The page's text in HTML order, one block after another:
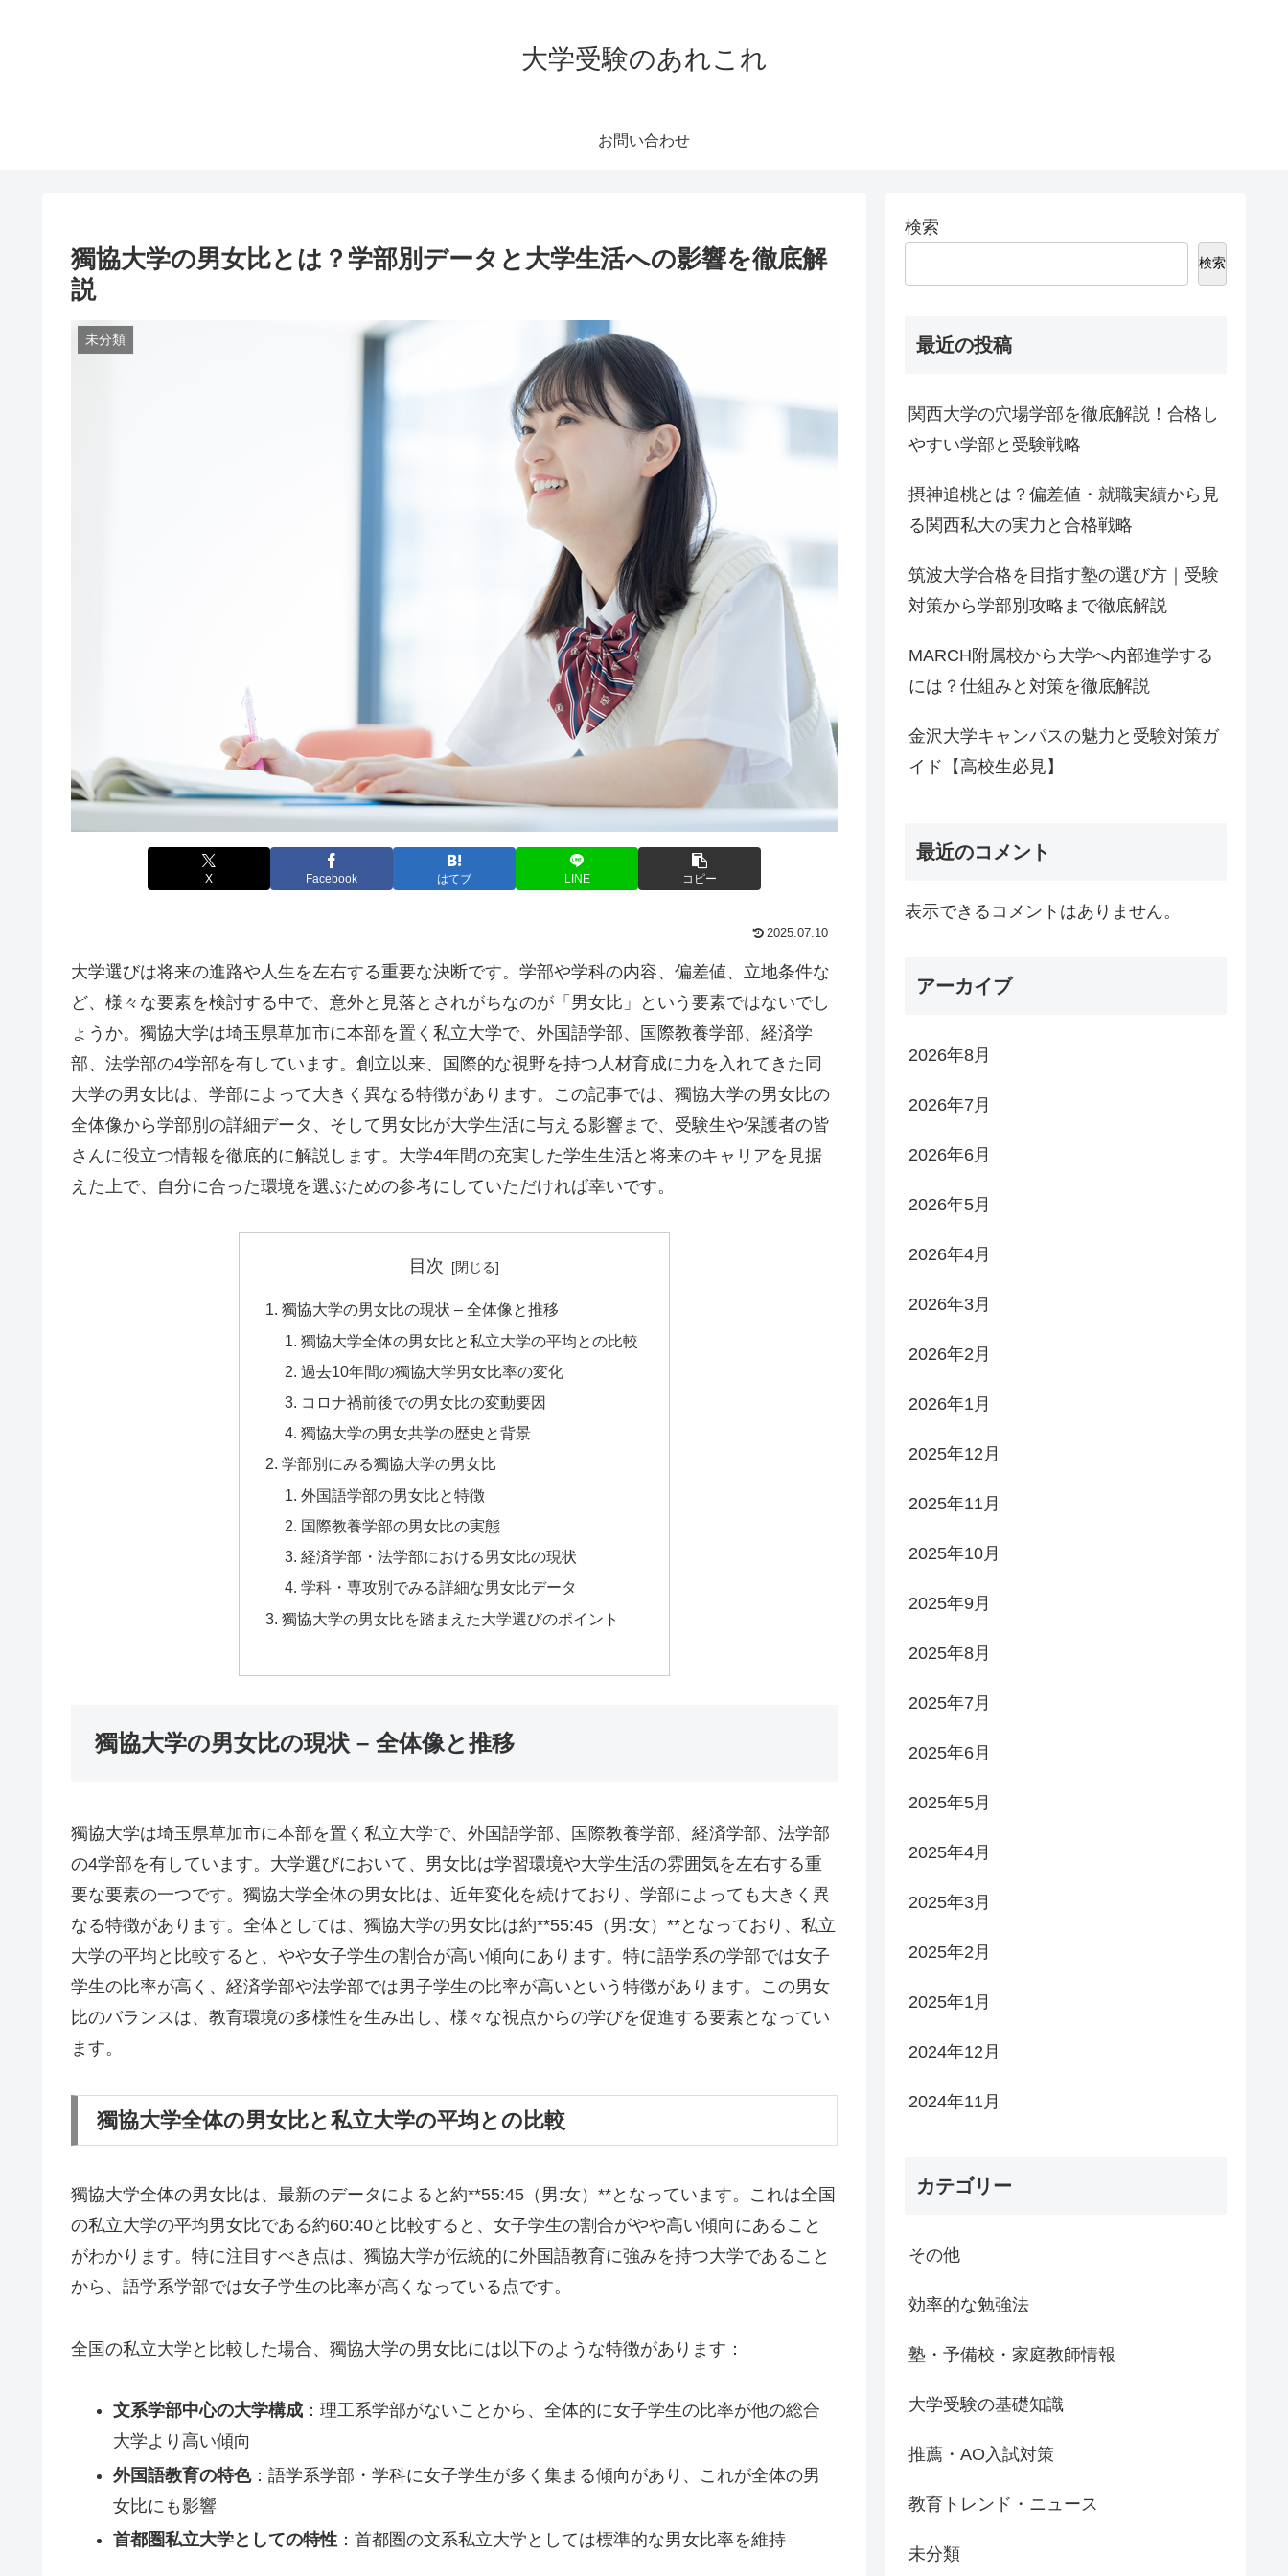
大学受験のあれこれ
お問い合わせ
獨協大学の男女比とは？学部別データと大学生活への影響を徹底解
説
未分類
X Facebook はてブ LINE コピー
2025.07.10
大学選びは将来の進路や人生を左右する重要な決断です。学部や学科の内容、偏差値、立地条件な
ど、様々な要素を検討する中で、意外と見落とされがちなのが「男女比」という要素ではないでし
ょうか。獨協大学は埼玉県草加市に本部を置く私立大学で、外国語学部、国際教養学部、経済学
部、法学部の4学部を有しています。創立以来、国際的な視野を持つ人材育成に力を入れてきた同
大学の男女比は、学部によって大きく異なる特徴があります。この記事では、獨協大学の男女比の
全体像から学部別の詳細データ、そして男女比が大学生活に与える影響まで、受験生や保護者の皆
さんに役立つ情報を徹底的に解説します。大学4年間の充実した学生生活と将来のキャリアを見据
えた上で、自分に合った環境を選ぶための参考にしていただければ幸いです。
目次
獨協大学の男女比の現状 – 全体像と推移
獨協大学全体の男女比と私立大学の平均との比較
過去10年間の獨協大学男女比率の変化
コロナ禍前後での男女比の変動要因
獨協大学の男女共学の歴史と背景
学部別にみる獨協大学の男女比
外国語学部の男女比と特徴
国際教養学部の男女比の実態
経済学部・法学部における男女比の現状
学科・専攻別でみる詳細な男女比データ
獨協大学の男女比を踏まえた大学選びのポイント
獨協大学の男女比の現状 – 全体像と推移
獨協大学は埼玉県草加市に本部を置く私立大学で、外国語学部、国際教養学部、経済学部、法学部
の4学部を有しています。大学選びにおいて、男女比は学習環境や大学生活の雰囲気を左右する重
要な要素の一つです。獨協大学全体の男女比は、近年変化を続けており、学部によっても大きく異
なる特徴があります。全体としては、獨協大学の男女比は約**55:45（男:女）**となっており、私立
大学の平均と比較すると、やや女子学生の割合が高い傾向にあります。特に語学系の学部では女子
学生の比率が高く、経済学部や法学部では男子学生の比率が高いという特徴があります。この男女
比のバランスは、教育環境の多様性を生み出し、様々な視点からの学びを促進する要素となってい
ます。
獨協大学全体の男女比と私立大学の平均との比較
獨協大学全体の男女比は、最新のデータによると約**55:45（男:女）**となっています。これは全国
の私立大学の平均男女比である約60:40と比較すると、女子学生の割合がやや高い傾向にあること
がわかります。特に注目すべき点は、獨協大学が伝統的に外国語教育に強みを持つ大学であること
から、語学系学部では女子学生の比率が高くなっている点です。
全国の私立大学と比較した場合、獨協大学の男女比には以下のような特徴があります：
文系学部中心の大学構成：理工系学部がないことから、全体的に女子学生の比率が他の総合
大学より高い傾向
外国語教育の特色：語学系学部・学科に女子学生が多く集まる傾向があり、これが全体の男
女比にも影響
首都圏私立大学としての特性：首都圏の文系私立大学としては標準的な男女比率を維持
検索
検索
最近の投稿
関西大学の穴場学部を徹底解説！合格し
やすい学部と受験戦略
摂神追桃とは？偏差値・就職実績から見
る関西私大の実力と合格戦略
筑波大学合格を目指す塾の選び方｜受験
対策から学部別攻略まで徹底解説
MARCH附属校から大学へ内部進学する
には？仕組みと対策を徹底解説
金沢大学キャンパスの魅力と受験対策ガ
イド【高校生必見】
最近のコメント
表示できるコメントはありません。
アーカイブ
2026年8月
2026年7月
2026年6月
2026年5月
2026年4月
2026年3月
2026年2月
2026年1月
2025年12月
2025年11月
2025年10月
2025年9月
2025年8月
2025年7月
2025年6月
2025年5月
2025年4月
2025年3月
2025年2月
2025年1月
2024年12月
2024年11月
カテゴリー
その他
効率的な勉強法
塾・予備校・家庭教師情報
大学受験の基礎知識
推薦・AO入試対策
教育トレンド・ニュース
未分類